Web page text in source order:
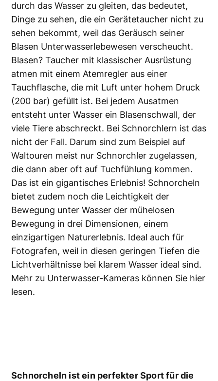
durch das Wasser zu gleiten, das bedeutet,
Dinge zu sehen, die ein Gerätetaucher nicht zu
sehen bekommt, weil das Geräusch seiner
Blasen Unterwasserlebewesen verscheucht.
Blasen? Taucher mit klassischer Ausrüstung
atmen mit einem Atemregler aus einer
Tauchflasche, die mit Luft unter hohem Druck
(200 bar) gefüllt ist. Bei jedem Ausatmen
entsteht unter Wasser ein Blasenschwall, der
viele Tiere abschreckt. Bei Schnorchlern ist das
nicht der Fall. Darum sind zum Beispiel auf
Waltouren meist nur Schnorchler zugelassen,
die dann aber oft auf Tuchfühlung kommen.
Das ist ein gigantisches Erlebnis! Schnorcheln
bietet zudem noch die Leichtigkeit der
Bewegung unter Wasser der mühelosen
Bewegung in drei Dimensionen, einem
einzigartigen Naturerlebnis. Ideal auch für
Fotografen, weil in diesen geringen Tiefen die
Lichtverhältnisse bei klarem Wasser ideal sind.
Mehr zu Unterwasser-Kameras können Sie hier
lesen.
Schnorcheln ist ein perfekter Sport für die